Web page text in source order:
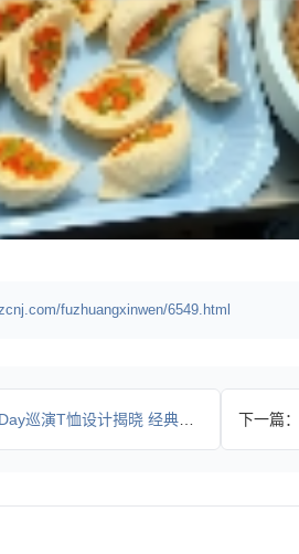
fuzhuangxinwen/6549.html
演T恤设计揭晓 经典图案与品 下一篇：